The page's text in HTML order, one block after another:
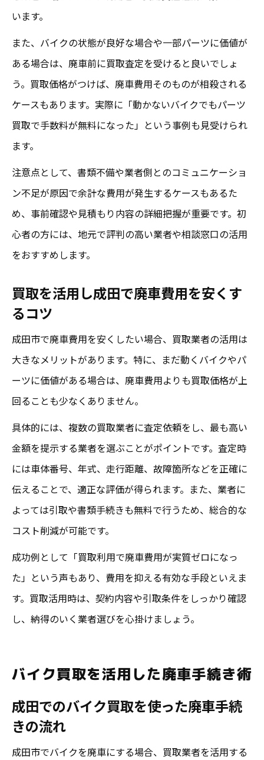
います。
また、バイクの状態が良好な場合や一部パーツに価値が
ある場合は、廃車前に買取査定を受けると良いでしょ
う。買取価格がつけば、廃車費用そのものが相殺される
ケースもあります。実際に「動かないバイクでもパーツ
買取で手数料が無料になった」という事例も見受けられ
ます。
注意点として、書類不備や業者側とのコミュニケーショ
ン不足が原因で余計な費用が発生するケースもあるた
め、事前確認や見積もり内容の詳細把握が重要です。初
心者の方には、地元で評判の高い業者や相談窓口の活用
をおすすめします。
買取を活用し成田で廃車費用を安くす
るコツ
成田市で廃車費用を安くしたい場合、買取業者の活用は
大きなメリットがあります。特に、まだ動くバイクやパ
ーツに価値がある場合は、廃車費用よりも買取価格が上
回ることも少なくありません。
具体的には、複数の買取業者に査定依頼をし、最も高い
金額を提示する業者を選ぶことがポイントです。査定時
には車体番号、年式、走行距離、故障箇所などを正確に
伝えることで、適正な評価が得られます。また、業者に
よっては引取や書類手続きも無料で行うため、総合的な
コスト削減が可能です。
成功例として「買取利用で廃車費用が実質ゼロになっ
た」という声もあり、費用を抑える有効な手段といえま
す。買取活用時は、契約内容や引取条件をしっかり確認
し、納得のいく業者選びを心掛けましょう。
バイク買取を活用した廃車手続き術
成田でのバイク買取を使った廃車手続
きの流れ
成田市でバイクを廃車にする場合、買取業者を活用する